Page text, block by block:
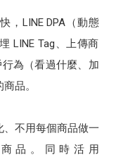
，LINE DPA（動態
LINE Tag、上傳商
為（看過什麼、加
品。
不用每個商品做一
品。同時活用